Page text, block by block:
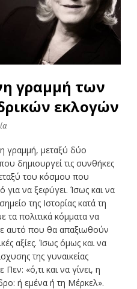
γραμμή των
εκλογών
γραμμή, μεταξύ δύο
δημιουργεί τις συνθήκες
του κόσμου που
για να ξεφύγει. Ίσως και να
της Ιστορίας κατά τη
τα πολιτικά κόμματα να
αυτό που θα απαξιωθούν
αξίες. Ίσως όμως και να
της γυναικείας
«ό,τι και να γίνει, η
ή εμένα ή τη Μέρκελ».